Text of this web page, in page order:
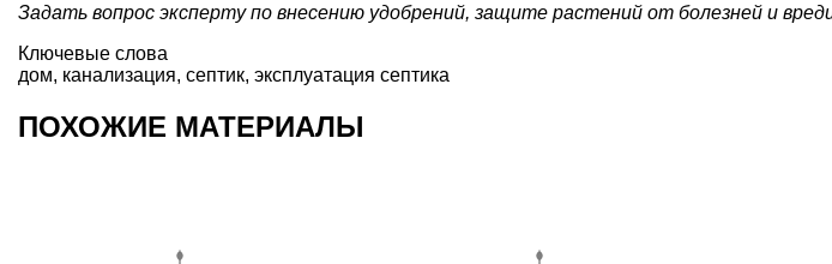
Задать вопрос эксперту по внесению удобрений, защите растений от болезней и
Ключевые слова
дом, канализация, септик, эксплуатация септика
ПОХОЖИЕ МАТЕРИАЛЫ